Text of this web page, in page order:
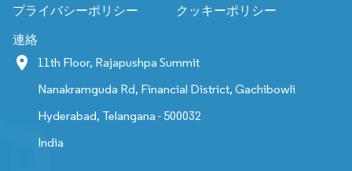
プライバシーポリシー クッキーポリシー
連絡
11th Floor, Rajapushpa Summit
Nanakramguda Rd, Financial District, Gachibowli
Hyderabad, Telangana - 500032
India